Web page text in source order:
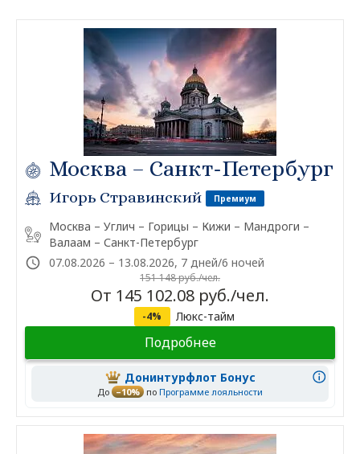
Москва – Санкт-Петербург
Игорь Стравинский Премиум
Москва – Углич – Горицы – Кижи – Мандроги –
Валаам – Санкт-Петербург
07.08.2026 – 13.08.2026, 7 дней/6 ночей
151 148 руб./чел.
От 145 102.08 руб./чел.
-4% Люкс-тайм
Подробнее
Донинтурфлот Бонус
До –10% по Программе лояльности